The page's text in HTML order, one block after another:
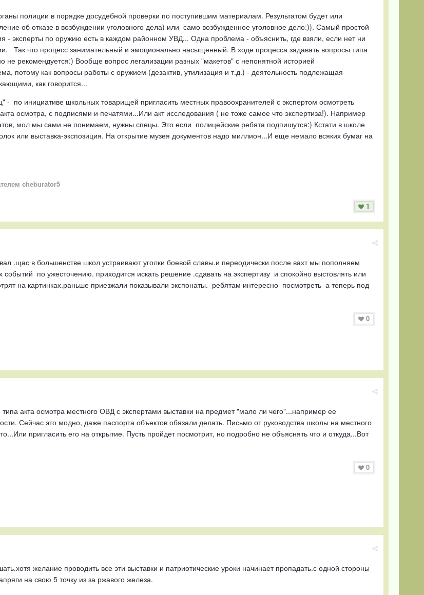
полиции в порядке досудебной проверки по поступившим материалам. Результатом будет или
об отказе в возбуждении уголовного дела) или само возбужденное уголовное дело:)). Самый простой
- эксперты по оружию есть в каждом районном УВД... Одна проблема - объяснить, где взяли, если нет ни
Так что процесс занимательный и эмоционально насыщенный. В ходе процесса задавать вопросы типа
не рекомендуется:) Вообще вопрос легализации разных "макетов" с непонятной историей
потому как вопросы работы с оружием (дезактив, утилизация и т.д.) - деятельность подлежащая
как говорится...
- по инициативе школьных товарищей пригласить местных правоохранителей с экспертом осмотреть
осмотра, с подписями и печатями...Или акт исследования ( не тоже самое что экспертиза!). Например
мол мы сами не понимаем, нужны спецы. Это если полицейские ребята подпишутся:) Кстати в школе
или выставка-экспозиция. На открытие музея документов надо миллион...И еще немало всяких бумаг на
cheburator5
1
.щас в большенстве школ устраивают уголки боевой славы.и переодически после вахт мы пополняем
по ужесточению. приходится искать решение .сдавать на экспертизу и спокойно выстовлять или
на картинках.раньше приезжали показывали экспонаты. ребятам интересно посмотреть а теперь под
0
типа акта осмотра местного ОВД с экспертами выставки на предмет "мало ли чего"...например ее
Сейчас это модно, даже паспорта объектов обязали делать. Письмо от руководства школы на местного
пригласить его на открытие. Пусть пройдет посмотрит, но подробно не объяснять что и откуда...Вот
0
желание проводить все эти выставки и патриотические уроки начинает пропадать.с одной стороны
на свою 5 точку из за ржавого железа.